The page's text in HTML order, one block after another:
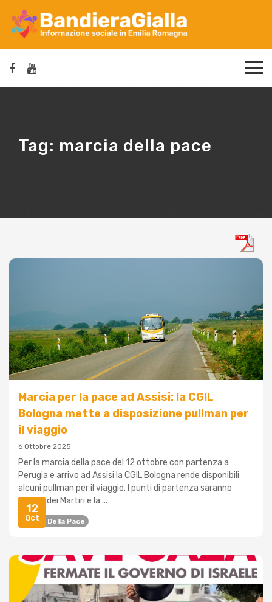
Tag: marcia della pace
12
Oct
Marcia per la pace ad Assisi: la CGIL
Bologna mette a disposizione pullman per
il viaggio
6 Ottobre 2025
Per la marcia della pace del 12 ottobre con partenza a
Perugia e arrivo ad Assisi la CGIL Bologna rende disponibili
alcuni pullman per il viaggio. I punti di partenza saranno
Piazza dei Martiri e la ...
Marcia Della Pace